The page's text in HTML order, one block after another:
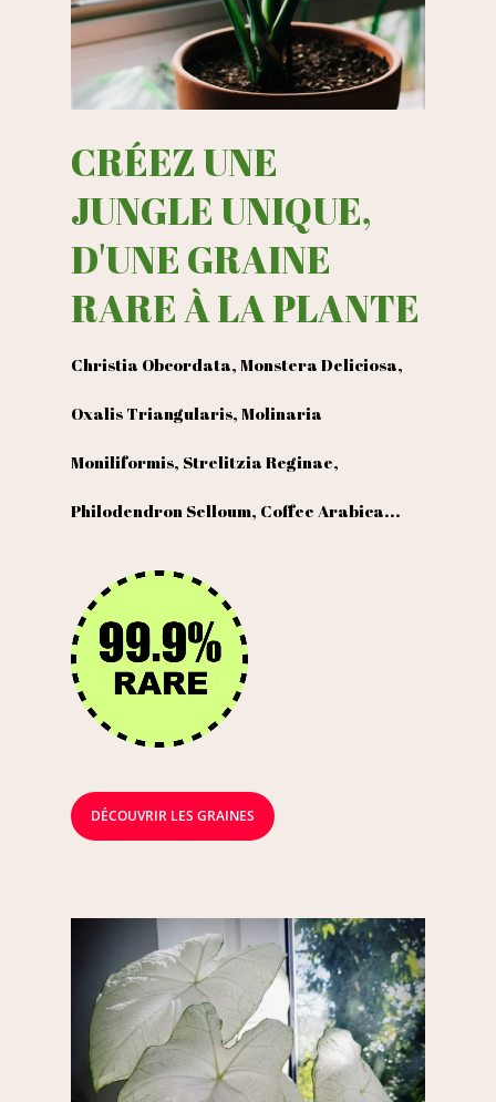
CRÉEZ UNE
JUNGLE UNIQUE,
D'UNE GRAINE
RARE À LA PLANTE
Christia Obcordata, Monstera Deliciosa,
Oxalis Triangularis, Molinaria
Moniliformis, Strelitzia Reginae,
Philodendron Selloum, Coffee Arabica...
DÉCOUVRIR LES GRAINES